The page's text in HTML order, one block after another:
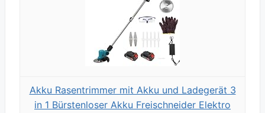
Akku Rasentrimmer mit Akku und Ladegerät 3
in 1 Bürstenloser Akku Freischneider Elektro